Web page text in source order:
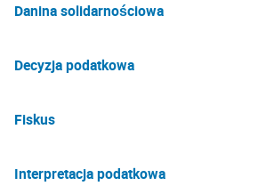
Danina solidarnościowa
Decyzja podatkowa
Fiskus
Interpretacja podatkowa